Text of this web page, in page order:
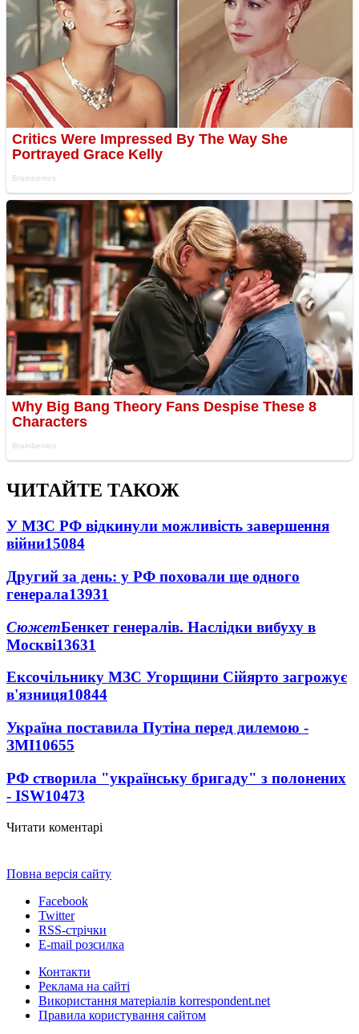
ЧИТАЙТЕ ТАКОЖ
У МЗС РФ відкинули можливість завершення
війни15084
Другий за день: у РФ поховали ще одного
генерала13931
СюжетБенкет генералів. Наслідки вибуху в
Москві13631
Ексочільнику МЗС Угорщини Сійярто загрожує
в'язниця10844
Україна поставила Путіна перед дилемою -
ЗМІ10655
РФ створила "українську бригаду" з полонених
- ISW10473
Читати коментарі
Повна версія сайту
Facebook
Twitter
RSS-стрічки
E-mail розсилка
Контакти
Реклама на сайті
Використання матеріалів korrespondent.net
Правила користування сайтом